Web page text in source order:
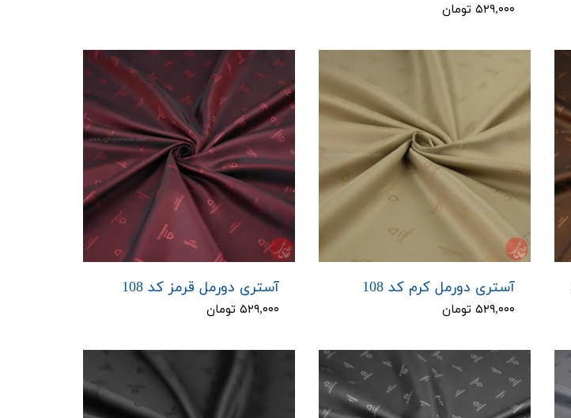
۵۲۹,۰۰۰ تومان
آستری دورمل کرم کد 108
۵۲۹,۰۰۰ تومان
آستری دورمل قرمز کد 108
۵۲۹,۰۰۰ تومان